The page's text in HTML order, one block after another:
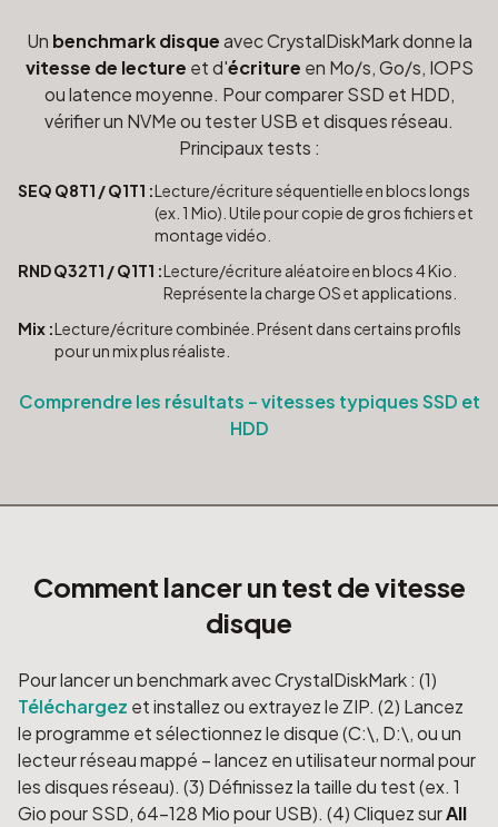
Un benchmark disqueavec CrystalDiskMark donne la
vitesse de lecture et d'écriture en Mo/s, Go/s, IOPS
ou latence moyenne. Pour comparer SSD et HDD,
vérifier un NVMe ou tester USB et disques réseau.
Principaux tests :
SEQ Q8T1 / Q1T1 :Lecture/écriture séquentielle en blocs longs
(ex. 1 Mio). Utile pour copie de gros fichiers et
montage vidéo.
RND Q32T1 / Q1T1 :Lecture/écriture aléatoire en blocs 4 Kio.
Représente la charge OS et applications.
Mix :Lecture/écriture combinée. Présent dans certains profils
pour un mix plus réaliste.
Comprendre les résultats – vitesses typiques SSD et
HDD
Comment lancer un test de vitesse
disque
Pour lancer un benchmark avec CrystalDiskMark : (1)
Téléchargez et installez ou extrayez le ZIP. (2) Lancez
le programme et sélectionnez le disque (C:\, D:\, ou un
lecteur réseau mappé – lancez en utilisateur normal pour
les disques réseau). (3) Définissez la taille du test (ex. 1
Gio pour SSD, 64–128 Mio pour USB). (4) Cliquez surAll